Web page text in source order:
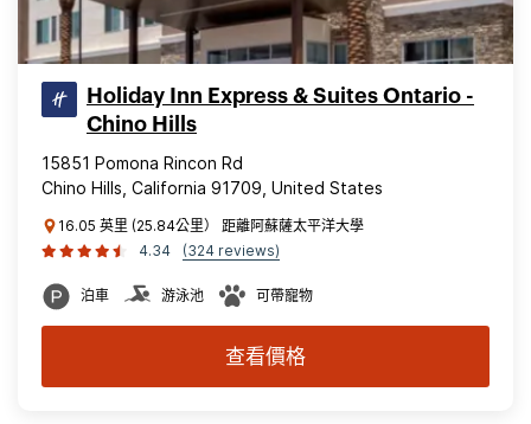
Holiday Inn Express & Suites Ontario -
Chino Hills
15851 Pomona Rincon Rd
Chino Hills, California 91709, United States
16.05 英里 (25.84公里） 距離阿蘇薩太平洋大學
4.34
(324 reviews)
泊車 游泳池 可帶寵物
查看價格